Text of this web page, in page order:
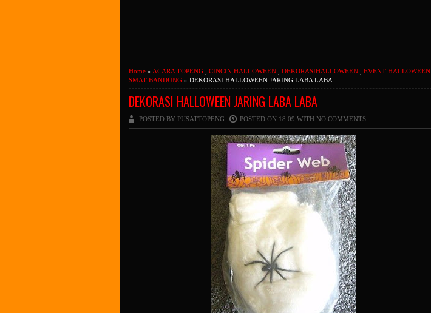
Home » ACARA TOPENG CINCIN HALLOWEEN DEKORASIHALLOWEEN
EVENT HALLOWEEN
SMAT BANDUNG » DEKORASI HALLOWEEN JARING LABA LABA
DEKORASI HALLOWEEN JARING LABA LABA
POSTED BY PUSATTOPENG POSTED ON 18.09 WITH NO COMMENTS